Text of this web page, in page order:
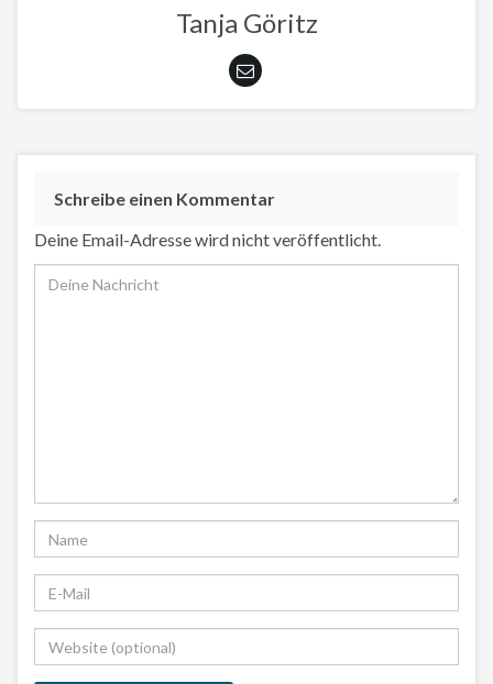
Tanja Göritz
Schreibe einen Kommentar
Deine Email-Adresse wird nicht veröffentlicht.